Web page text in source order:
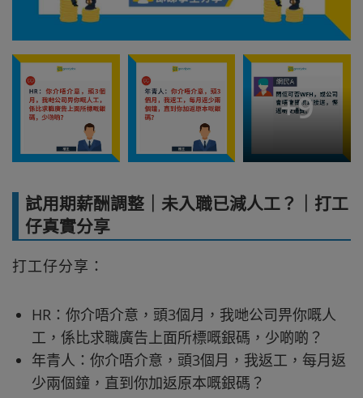
+9
試用期薪酬調整｜未入職已減人工？｜打工
仔真實分享
打工仔分享：
HR：你介唔介意，頭3個月，我哋公司畀你嘅人
工，係比求職廣告上面所標嘅銀碼，少啲啲？
年青人：你介唔介意，頭3個月，我返工，每月返
少兩個鐘，直到你加返原本嘅銀碼？